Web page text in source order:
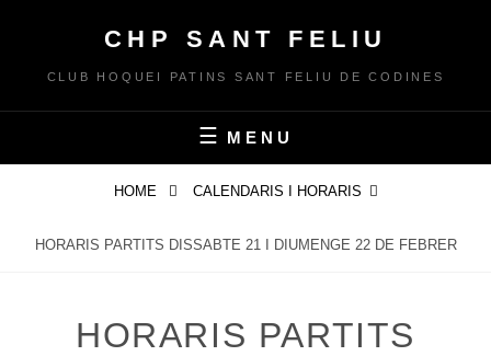
content
CHP SANT FELIU
CLUB HOQUEI PATINS SANT FELIU DE CODINES
MENU
HOME CALENDARIS I HORARIS
HORARIS PARTITS DISSABTE 21 I DIUMENGE 22 DE FEBRER
HORARIS PARTITS